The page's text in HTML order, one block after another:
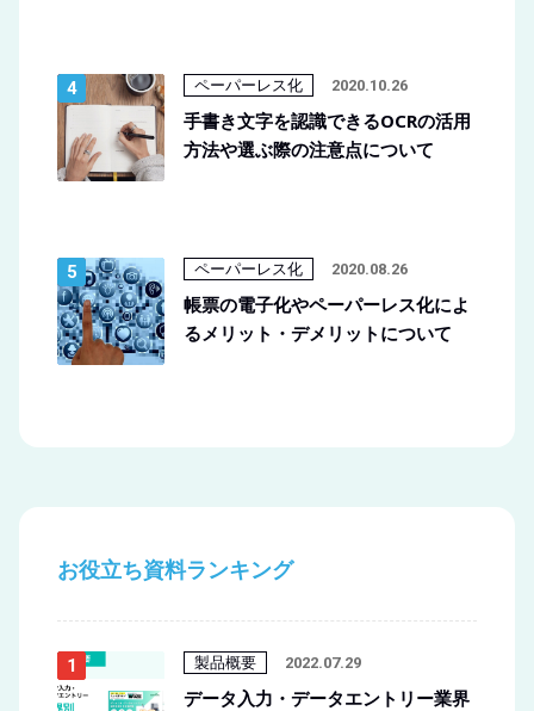
ペーパーレス化 2020.10.26
手書き文字を認識できるOCRの活用
方法や選ぶ際の注意点について
ペーパーレス化 2020.08.26
帳票の電子化やペーパーレス化によ
るメリット・デメリットについて
お役立ち資料ランキング
製品概要 2022.07.29
データ入力・データエントリー業界